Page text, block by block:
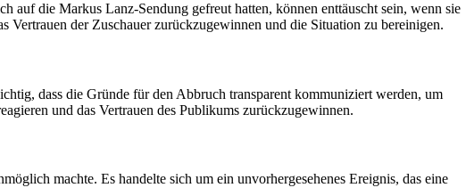
auf die Markus Lanz-Sendung gefreut hatten, können enttäuscht sein, wenn sie
Vertrauen der Zuschauer zurückzugewinnen und die Situation zu bereinigen.
dass die Gründe für den Abbruch transparent kommuniziert werden, um
und das Vertrauen des Publikums zurückzugewinnen.
machte. Es handelte sich um ein unvorhergesehenes Ereignis, das eine